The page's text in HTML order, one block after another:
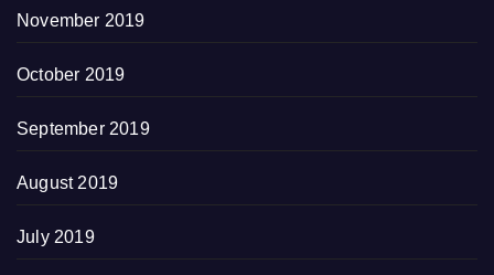
November 2019
October 2019
September 2019
August 2019
July 2019